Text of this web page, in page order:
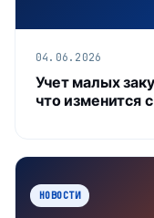
04.06.2026
Учет малых
что изменится
НОВОСТИ